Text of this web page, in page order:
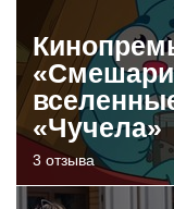
«Чучела»
3 отзыва